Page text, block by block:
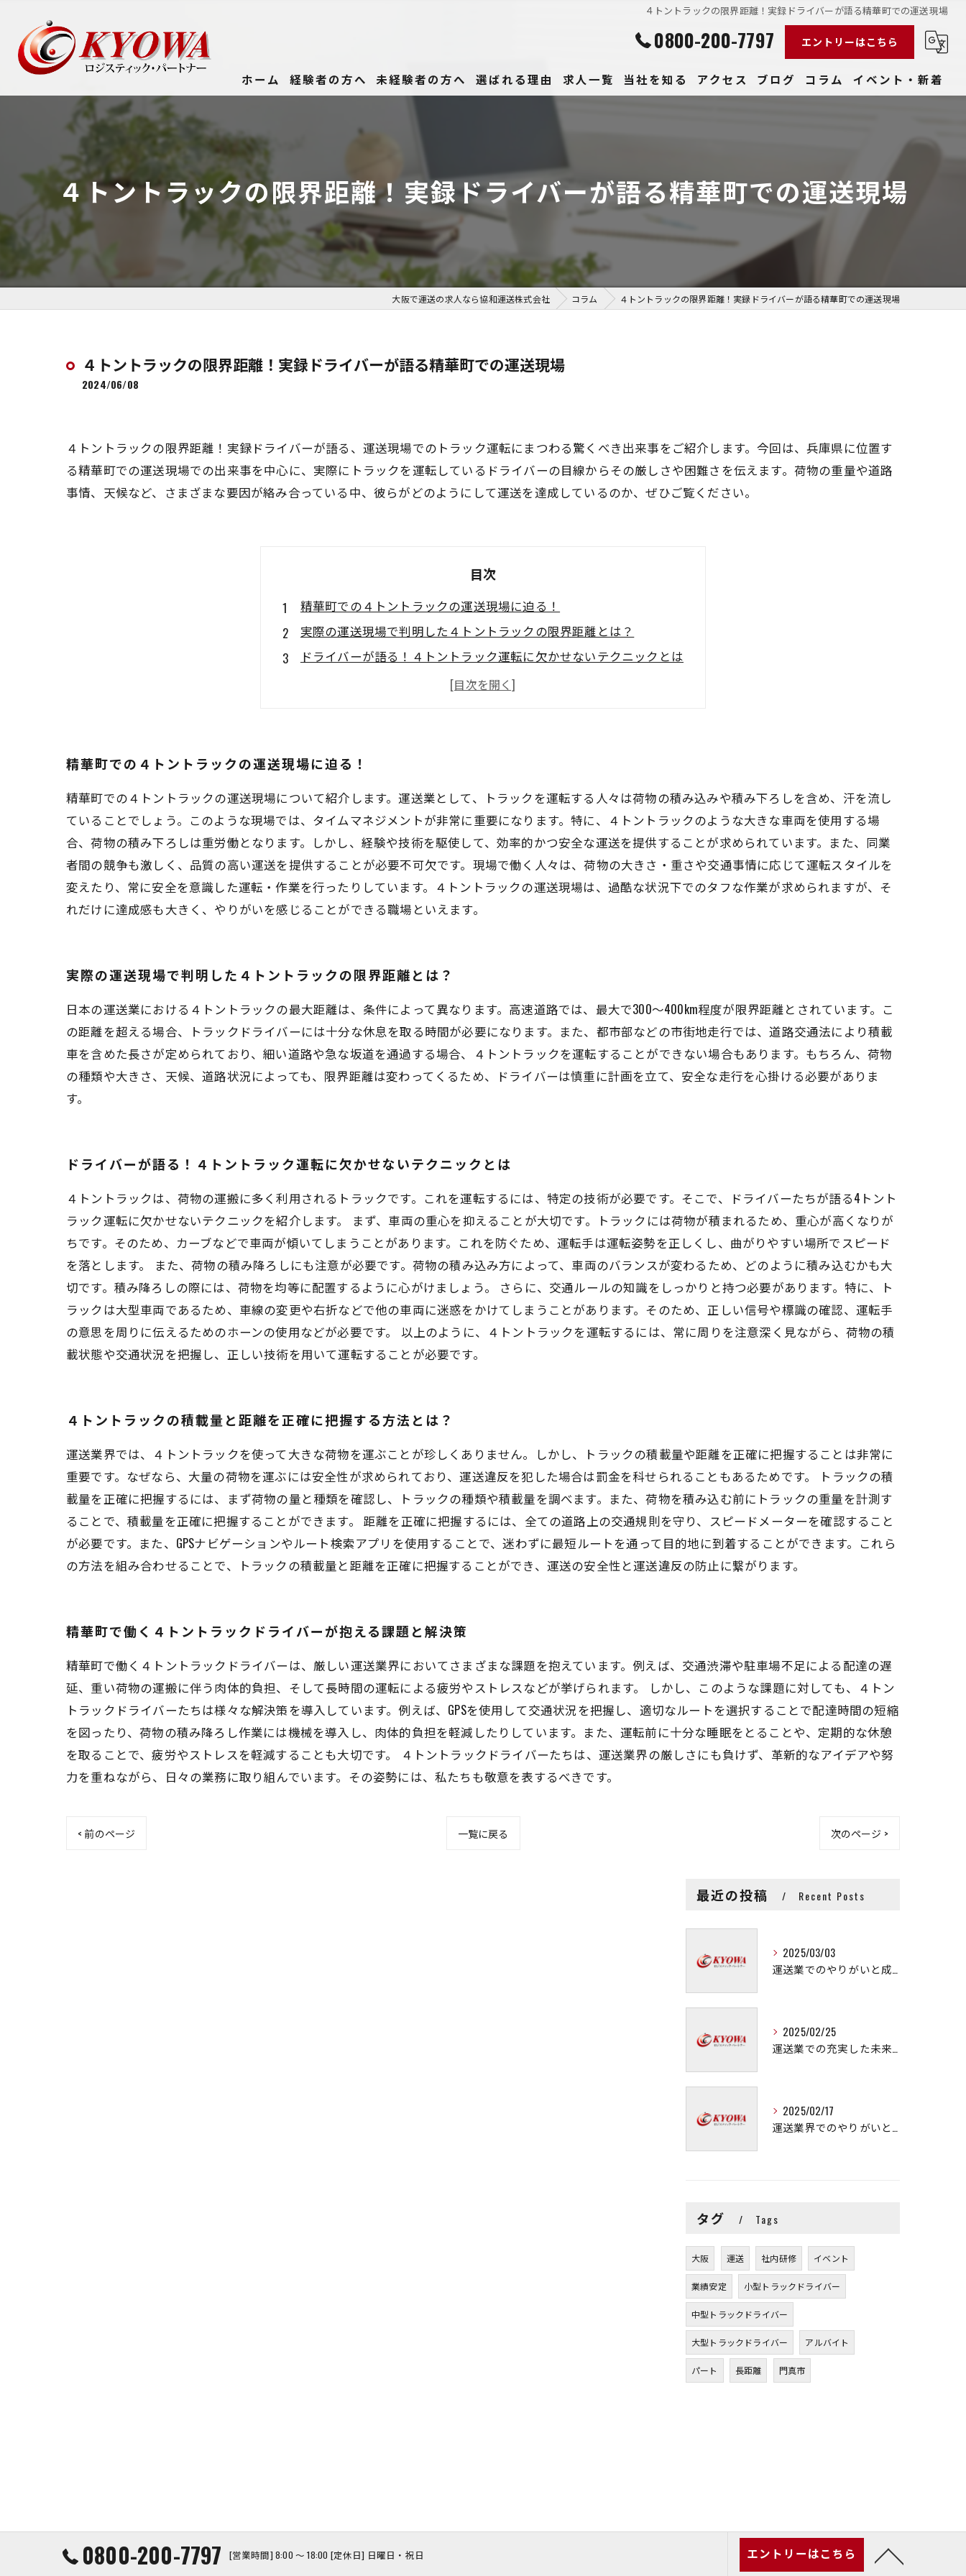
４トントラックの限界距離！実録ドライバーが語る精華町での運送現場
0800-200-7797 エントリーはこちら
ホーム 経験者の方へ 未経験者の方へ 選ばれる理由 求人一覧 当社を知る
高収入
アクセス ブログ コラム イベント・新着
４トントラックの限界距離！実録ドライバーが語る精華町での運送現場
大阪で運送の求人なら協和運送株式会社 コラム ４トントラックの限界距離！実録ドライバーが語る精華町での運送現場
４トントラックの限界距離！実録ドライバーが語る精華町での運送現場
2024/06/08
４トントラックの限界距離！実録ドライバーが語る、運送現場でのトラック運転にまつわる驚くべき出来事をご紹介します。今回は、兵庫県に位置す
る精華町での運送現場での出来事を中心に、実際にトラックを運転しているドライバーの目線からその厳しさや困難さを伝えます。荷物の重量や道路
事情、天候など、さまざまな要因が絡み合っている中、彼らがどのようにして運送を達成しているのか、ぜひご覧ください。
目次
精華町での４トントラックの運送現場に迫る！
実際の運送現場で判明した４トントラックの限界距離とは？
ドライバーが語る！４トントラック運転に欠かせないテクニックとは
４トントラックの積載量と距離を正確に把握する方法とは？
精華町での４トントラックの運送現場に迫る！
精華町での４トントラックの運送現場について紹介します。運送業として、トラックを運転する人々は荷物の積み込みや積み下ろしを含め、汗を流し
ていることでしょう。このような現場では、タイムマネジメントが非常に重要になります。特に、４トントラックのような大きな車両を使用する場
合、荷物の積み下ろしは重労働となります。しかし、経験や技術を駆使して、効率的かつ安全な運送を提供することが求められています。また、同業
者間の競争も激しく、品質の高い運送を提供することが必要不可欠です。現場で働く人々は、荷物の大きさ・重さや交通事情に応じて運転スタイルを
変えたり、常に安全を意識した運転・作業を行ったりしています。４トントラックの運送現場は、過酷な状況下でのタフな作業が求められますが、そ
れだけに達成感も大きく、やりがいを感じることができる職場といえます。
実際の運送現場で判明した４トントラックの限界距離とは？
日本の運送業における４トントラックの最大距離は、条件によって異なります。高速道路では、最大で300〜400km程度が限界距離とされています。こ
の距離を超える場合、トラックドライバーには十分な休息を取る時間が必要になります。また、都市部などの市街地走行では、道路交通法により積載
車を含めた長さが定められており、細い道路や急な坂道を通過する場合、４トントラックを運転することができない場合もあります。もちろん、荷物
の種類や大きさ、天候、道路状況によっても、限界距離は変わってくるため、ドライバーは慎重に計画を立て、安全な走行を心掛ける必要がありま
す。
ドライバーが語る！４トントラック運転に欠かせないテクニックとは
４トントラックは、荷物の運搬に多く利用されるトラックです。これを運転するには、特定の技術が必要です。そこで、ドライバーたちが語る4トント
ラック運転に欠かせないテクニックを紹介します。 まず、車両の重心を抑えることが大切です。トラックには荷物が積まれるため、重心が高くなりが
ちです。そのため、カーブなどで車両が傾いてしまうことがあります。これを防ぐため、運転手は運転姿勢を正しくし、曲がりやすい場所でスピード
を落とします。 また、荷物の積み降ろしにも注意が必要です。荷物の積み込み方によって、車両のバランスが変わるため、どのように積み込むかも大
切です。積み降ろしの際には、荷物を均等に配置するように心がけましょう。 さらに、交通ルールの知識をしっかりと持つ必要があります。特に、ト
ラックは大型車両であるため、車線の変更や右折などで他の車両に迷惑をかけてしまうことがあります。そのため、正しい信号や標識の確認、運転手
の意思を周りに伝えるためのホーンの使用などが必要です。 以上のように、４トントラックを運転するには、常に周りを注意深く見ながら、荷物の積
載状態や交通状況を把握し、正しい技術を用いて運転することが必要です。
４トントラックの積載量と距離を正確に把握する方法とは？
運送業界では、４トントラックを使って大きな荷物を運ぶことが珍しくありません。しかし、トラックの積載量や距離を正確に把握することは非常に
重要です。なぜなら、大量の荷物を運ぶには安全性が求められており、運送違反を犯した場合は罰金を科せられることもあるためです。 トラックの積
載量を正確に把握するには、まず荷物の量と種類を確認し、トラックの種類や積載量を調べます。また、荷物を積み込む前にトラックの重量を計測す
ることで、積載量を正確に把握することができます。 距離を正確に把握するには、全ての道路上の交通規則を守り、スピードメーターを確認すること
が必要です。また、GPSナビゲーションやルート検索アプリを使用することで、迷わずに最短ルートを通って目的地に到着することができます。これら
の方法を組み合わせることで、トラックの積載量と距離を正確に把握することができ、運送の安全性と運送違反の防止に繋がります。
精華町で働く４トントラックドライバーが抱える課題と解決策
精華町で働く４トントラックドライバーは、厳しい運送業界においてさまざまな課題を抱えています。例えば、交通渋滞や駐車場不足による配達の遅
延、重い荷物の運搬に伴う肉体的負担、そして長時間の運転による疲労やストレスなどが挙げられます。 しかし、このような課題に対しても、４トン
トラックドライバーたちは様々な解決策を導入しています。例えば、GPSを使用して交通状況を把握し、適切なルートを選択することで配達時間の短縮
を図ったり、荷物の積み降ろし作業には機械を導入し、肉体的負担を軽減したりしています。また、運転前に十分な睡眠をとることや、定期的な休憩
を取ることで、疲労やストレスを軽減することも大切です。 ４トントラックドライバーたちは、運送業界の厳しさにも負けず、革新的なアイデアや努
力を重ねながら、日々の業務に取り組んでいます。その姿勢には、私たちも敬意を表するべきです。
< 前のページ 一覧に戻る 次のページ >
最近の投稿 Recent Posts
2025/03/03
運送業でのやりがいと成長の秘訣
2025/02/25
運送業での充実した未来を拓く方法
2025/02/17
運送業界でのやりがいと可能性
タグ Tags
大阪 運送 社内研修 イベント
業績安定 小型トラックドライバー
中型トラックドライバー
大型トラックドライバー アルバイト
パート 長距離 門真市
0800-200-7797 [営業時間] 8:00 ～ 18:00 [定休日] 日曜日・祝日 エントリーはこちら